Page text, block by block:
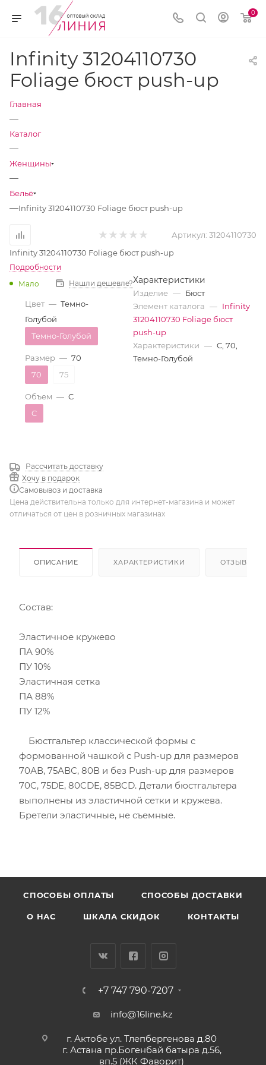
0
Infinity 31204110730
Foliage бюст push-up
Главная
—
Каталог
—
Женщины
—
Бельё
—Infinity 31204110730 Foliage бюст push-up
Артикул: 31204110730
Infinity 31204110730 Foliage бюст push-up
Подробности
Мало
Нашли дешевле?
Цвет — Темно-
Голубой
Темно-Голубой
Размер — 70
70
75
Объем — C
C
Рассчитать доставку
Хочу в подарок
Самовывоз и доставка
Характеристики
Изделие — Бюст
Элемент каталога — Infinity
31204110730 Foliage бюст
push-up
Характеристики — C, 70,
Темно-Голубой
Цена действительна только для интернет-магазина и может
отличаться от цен в розничных магазинах
ОПИСАНИЕ ХАРАКТЕРИСТИКИ ОТЗЫВЫ
Состав:
Эластичное кружево
ПА 90%
ПУ 10%
Эластичная сетка
ПА 88%
ПУ 12%
Бюстгальтер классической формы с
формованной чашкой с Push-up для размеров
70АВ, 75АВС, 80В и без Push-up для размеров
70C, 75DE, 80CDE, 85BCD. Детали бюстгальтера
выполнены из эластичной сетки и кружева.
Бретели эластичные, не съемные.
CПОСОБЫ ОПЛАТЫ СПОСОБЫ ДОСТАВКИ
О НАС ШКАЛА СКИДОК КОНТАКТЫ
+7 747 790-7207
info@16line.kz
г. Актобе ул. Тлепбергенова д.80
г. Астана пр.Богенбай батыра д.56,
вп.5 (ЖК Фаворит)